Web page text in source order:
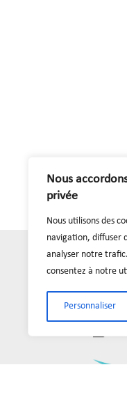
Nous
privée
Nous utilisons des
navigation, diffuser
analyser notre
consentez à notre
Personnaliser